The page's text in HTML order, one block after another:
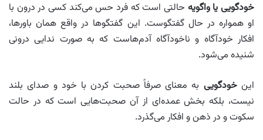
خودگویی یا واگویه حالتی است که فرد حس می‌کند کسی در درون با
او همواره در حال گفتگوست. این گفتگوها در واقع همان باورها،
افکار خودآگاه و ناخودآگاه آدم‌هاست که به صورت ندایی درونی
شنیده می‌شود.
اینخودگویی به معنای صرفاً صحبت کردن با خود و صدای بلند
نیست، بلکه بخش عمده‌ای از آن صحبت‌هایی است که در حالت
سکوت و در ذهن و افکار می‌گذرد.